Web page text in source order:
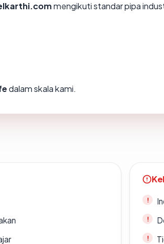
mengikuti standar pipa
dalam skala kami.